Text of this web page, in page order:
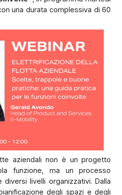
una durata complessiva di 60
aziendali non è un progetto
funzione, ma un processo
livelli organizzativi. Dalla
degli spazi e degli